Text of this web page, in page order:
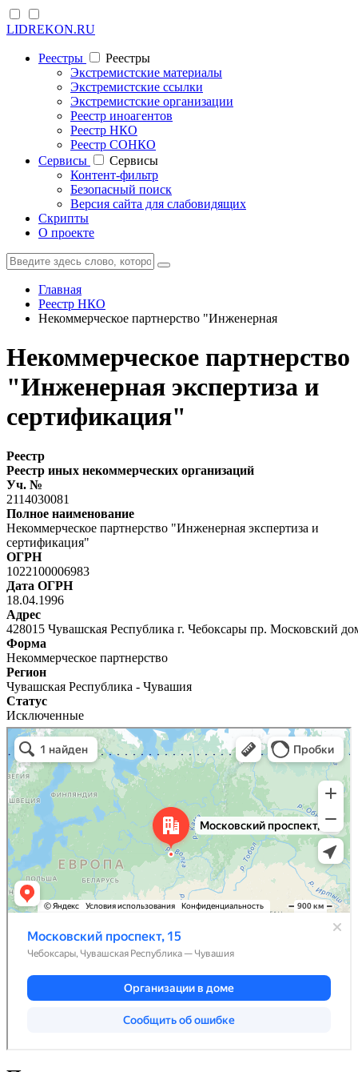
LIDREKON.RU
Реестры
Реестры
Экстремистские материалы
Экстремистские ссылки
Экстремистские организации
Реестр иноагентов
Реестр НКО
Реестр СОНКО
Cервисы
Cервисы
Контент-фильтр
Безопасный поиск
Версия сайта для слабовидящих
Скрипты
О проекте
Главная
Реестр НКО
Некоммерческое партнерство "Инженерная
Некоммерческое партнерство
"Инженерная экспертиза и
сертификация"
Реестр
Реестр иных некоммерческих организаций
Уч. №
2114030081
Полное наименование
Некоммерческое партнерство "Инженерная экспертиза и
сертификация"
ОГРН
1022100006983
Дата ОГРН
18.04.1996
Адрес
428015 Чувашская Республика г. Чебоксары пр. Московский
Форма
Некоммерческое партнерство
Регион
Чувашская Республика - Чувашия
Статус
Исключенные